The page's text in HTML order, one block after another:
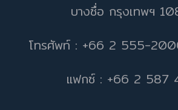
บางซื่อ กรุงเทพฯ
โทรศัพท์ : +66 2 555-
แฟกซ์ : +66 2 587